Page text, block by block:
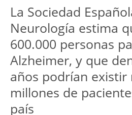
La Sociedad
Neurología estima
600.000 personas
Alzheimer, y que
años podrían existir
millones de
país